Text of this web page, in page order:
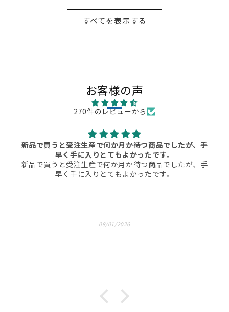
すべてを表示する
お客様の声
270件のレビューから
新品で買うと受注生産で何か月か待つ商品でしたが、手
早く手に入りとてもよかったです。
新品で買うと受注生産で何か月か待つ商品でしたが、手
早く手に入りとてもよかったです。
08/01/2026